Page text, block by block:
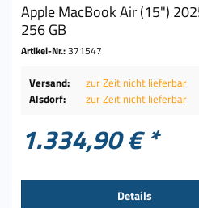
Apple MacBook Air (15")
256 GB
Artikel-Nr.:371547
Versand:
zur Zeit nicht lieferbar
Alsdorf:
zur Zeit nicht lieferbar
1.334,90 € *
Details